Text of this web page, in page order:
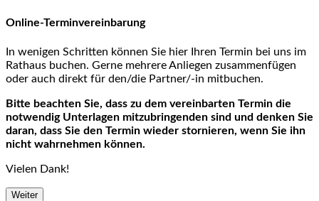
Online-Terminvereinbarung
In wenigen Schritten können Sie hier Ihren Termin bei uns im
Rathaus buchen. Gerne mehrere Anliegen zusammenfügen
oder auch direkt für den/die Partner/-in mitbuchen.
Bitte beachten Sie, dass zu dem vereinbarten Termin die
notwendig Unterlagen mitzubringenden sind und denken Sie
daran, dass Sie den Termin wieder stornieren, wenn Sie ihn
nicht wahrnehmen können.
Vielen Dank!
Weiter